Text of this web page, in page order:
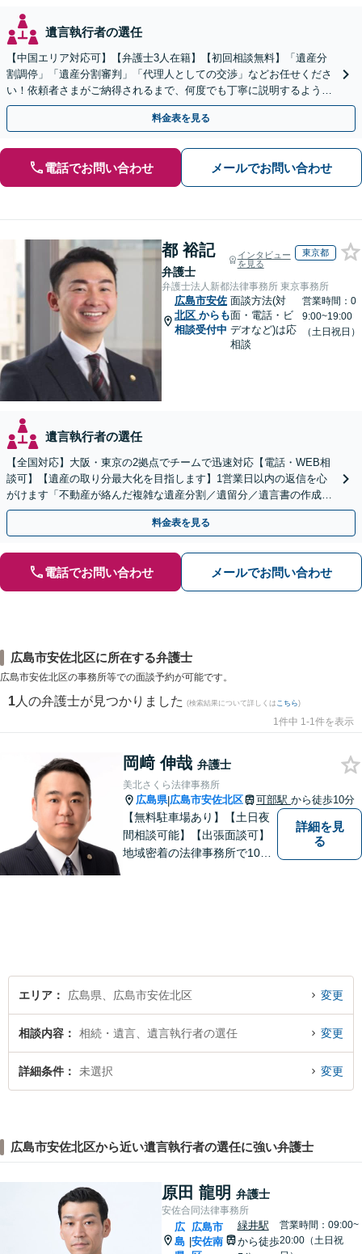
遺言執行者の選任
【中国エリア対応可】【弁護士3人在籍】【初回相談無料】「遺産分
割調停」「遺産分割審判」「代理人としての交渉」などお任せくださ
い！依頼者さまがご納得されるまで、何度でも丁寧に説明するよう心
掛けています【土日祝／夜間対応可】【当日／電話相談可】
料金表を見る
電話でお問い合わせ メールでお問い合わせ
都 裕記
弁護士
インタビュー
を見る
東京都
弁護士法人新都法律事務所 東京事務所
広島市安佐
北区 からも
相談受付中
面談方法(対
面・電話・ビ
デオなど)は応
相談
営業時間：0
9:00~19:00
（土日祝日）
遺言執行者の選任
【全国対応】大阪・東京の2拠点でチームで迅速対応【電話・WEB相
談可】【遺産の取り分最大化を目指します】1営業日以内の返信を心
がけます「不動産が絡んだ複雑な遺産分割／遺留分／遺言書の作成・
執行／事業承継など、お任せください」【休日相談あり】
料金表を見る
電話でお問い合わせ メールでお問い合わせ
広島市安佐北区に所在する弁護士
広島市安佐北区の事務所等での面談予約が可能です。
1 人の弁護士が見つかりました (検索結果について詳しくは こちら)
1件中 1-1件を表示
岡﨑 伸哉 弁護士
美北さくら法律事務所
広島県|広島市安佐北区 可部駅 から徒歩10分
【無料駐車場あり】【土日夜
間相談可能】【出張面談可】
地域密着の法律事務所で10年
詳細を見
る
エリア 広島県、広島市安佐北区 変更
相談内容 相続・遺言、遺言執行者の選任 変更
詳細条件 未選択 変更
広島市安佐北区から近い遺言執行者の選任に強い弁護士
原田 龍明 弁護士
安佐合同法律事務所
広
島
広島市
安佐南
緑井駅
から徒歩
営業時間：09:00~
20:00（土日祝